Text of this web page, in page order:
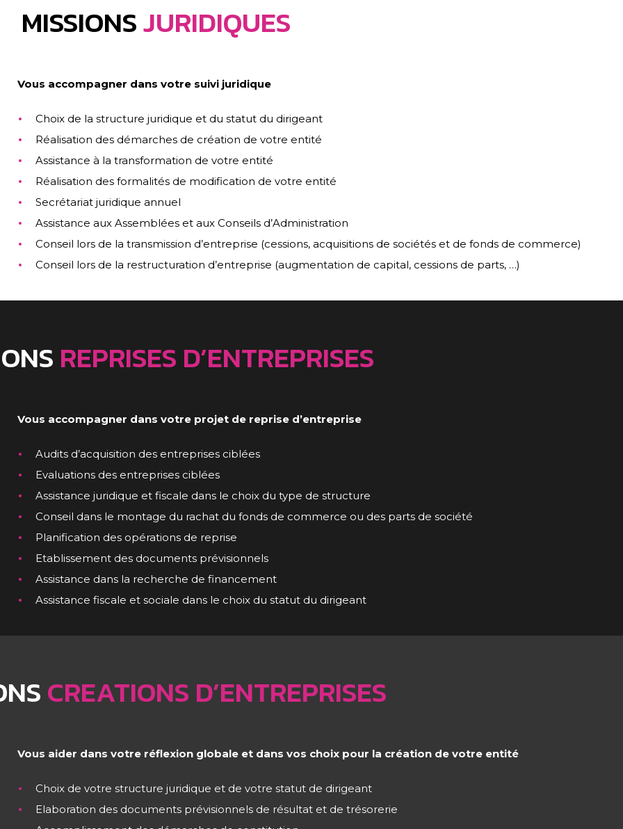
MISSIONSJURIDIQUES
Vous accompagner dans votre suivi juridique
Choix de la structure juridique et du statut du dirigeant
Réalisation des démarches de création de votre entité
Assistance à la transformation de votre entité
Réalisation des formalités de modification de votre entité
Secrétariat juridique annuel
Assistance aux Assemblées et aux Conseils d’Administration
Conseil lors de la transmission d’entreprise (cessions, acquisitions de sociétés et de fonds de commerce)
Conseil lors de la restructuration d’entreprise (augmentation de capital, cessions de parts, …)
REPRISES D’ENTREPRISES
Vous accompagner dans votre projet de reprise d’entreprise
Audits d’acquisition des entreprises ciblées
Evaluations des entreprises ciblées
Assistance juridique et fiscale dans le choix du type de structure
Conseil dans le montage du rachat du fonds de commerce ou des parts de société
Planification des opérations de reprise
Etablissement des documents prévisionnels
Assistance dans la recherche de financement
Assistance fiscale et sociale dans le choix du statut du dirigeant
CREATIONS D’ENTREPRISES
Vous aider dans votre réflexion globale et dans vos choix pour la création de votre entité
Choix de votre structure juridique et de votre statut de dirigeant
Elaboration des documents prévisionnels de résultat et de trésorerie